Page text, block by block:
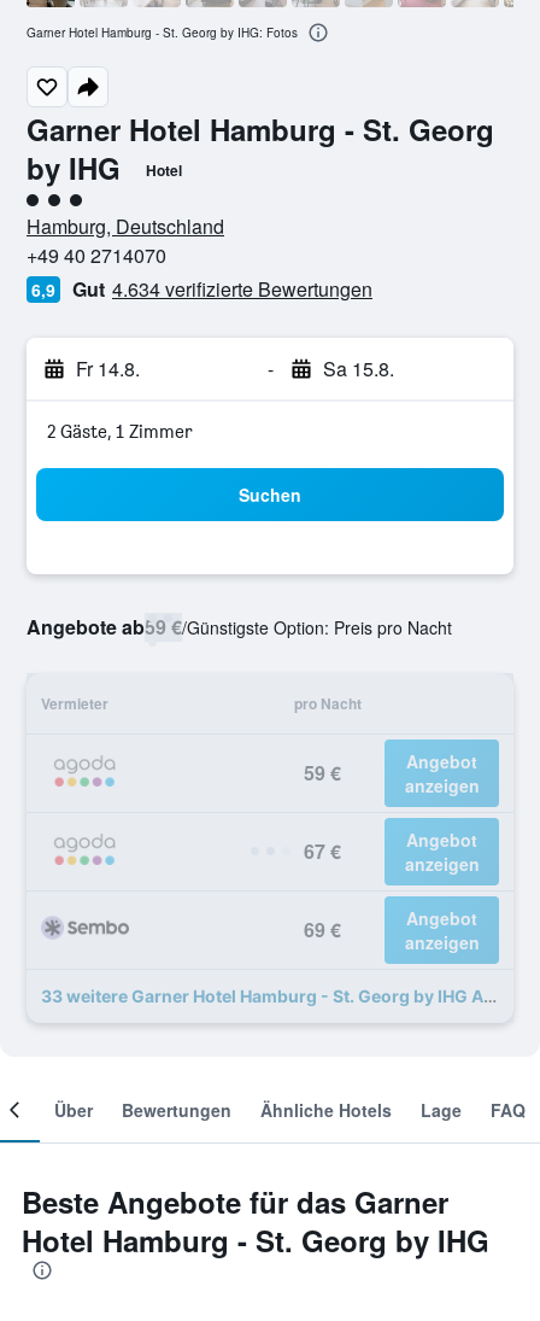
Garner Hotel Hamburg - St. Georg
by IHG
Hotel
Bewertungskategorie 3
Hamburg, Deutschland
+49 40 2714070
6,9 Gut 4.634 verifizierte Bewertungen
Fr 14.8. - Sa 15.8.
2 Gäste, 1 Zimmer
Suchen
Angebote ab59 €/Günstigste Option: Preis pro Nacht
Vermieter pro Nacht
59 €
Angebot
anzeigen
67 €
Angebot
anzeigen
69 €
Angebot
anzeigen
33 weitere Garner Hotel Hamburg - St. Georg by IHG Angebote
Garner Hotel Hamburg - St. Georg by IHG: Fotos
Über Bewertungen Ähnliche Hotels Lage FAQ
Beste Angebote für das Garner
Hotel Hamburg - St. Georg by IHG